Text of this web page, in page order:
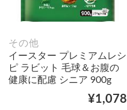
その他
イースター プレミアムレシ
ピ ラビット 毛球＆お腹の
健康に配慮 シニア 900g
¥1,078